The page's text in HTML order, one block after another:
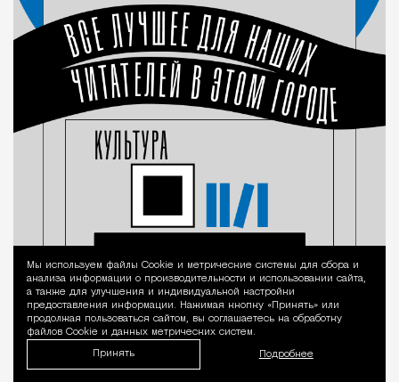
Уведомление
Мы используем файлы Сookie и метрические системы для сбора и
анализа информации о производительности и использовании сайта,
а также для улучшения и индивидуальной настройки
предоставления информации. Нажимая кнопку «Принять» или
продолжая пользоваться сайтом, вы соглашаетесь на обработку
файлов Cookie и данных метрических систем.
Принять Подробнее